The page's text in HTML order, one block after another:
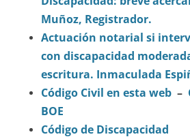
Muñoz, Registrador.
Actuación notarial si
con discapacidad
escritura. Inmaculada
Código Civil en esta web –
BOE
Código de Discapacidad